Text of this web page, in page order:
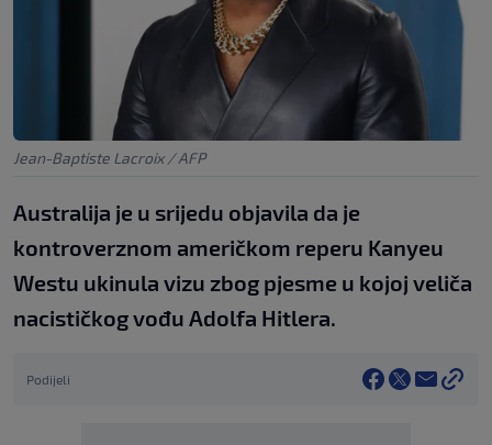
Jean-Baptiste Lacroix / AFP
Australija je u srijedu objavila da je
kontroverznom američkom reperu Kanyeu
Westu ukinula vizu zbog pjesme u kojoj veliča
nacističkog vođu Adolfa Hitlera.
Podijeli